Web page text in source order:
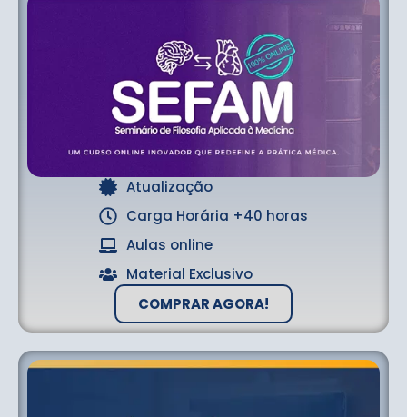
Atualização
Carga Horária +40 horas
Aulas online
Material Exclusivo
COMPRAR AGORA!